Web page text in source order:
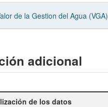
de la Gestion del Agua (VGA)
adicional
de los datos